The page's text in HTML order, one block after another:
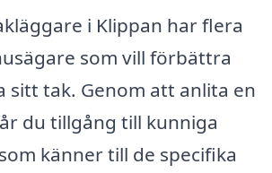
i Klippan har flera
som vill förbättra
sitt tak. Genom att anlita en
du tillgång till kunniga
känner till de specifika